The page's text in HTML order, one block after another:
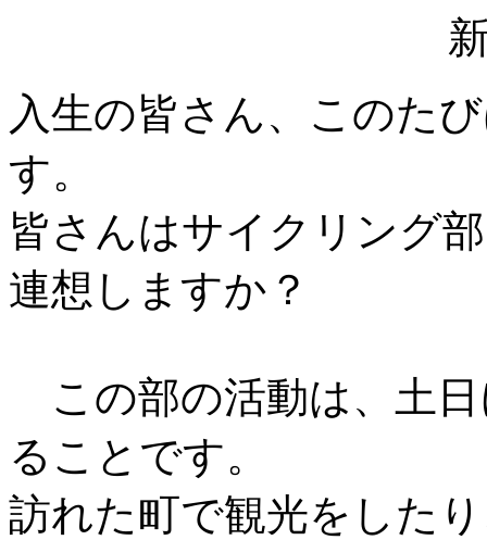
入生の皆さん、このた
す。
皆さんはサイクリング
連想しますか？
この部の活動は、土
ることです。
訪れた町で観光をした